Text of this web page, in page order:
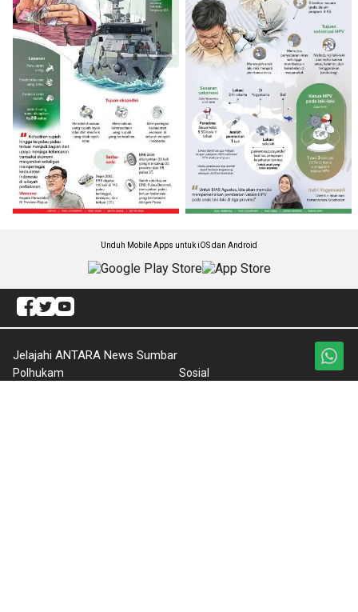
Unduh Mobile Apps untuk iOS dan Android
Jelajahi ANTARA News Sumbar
Polhukam
Sosial